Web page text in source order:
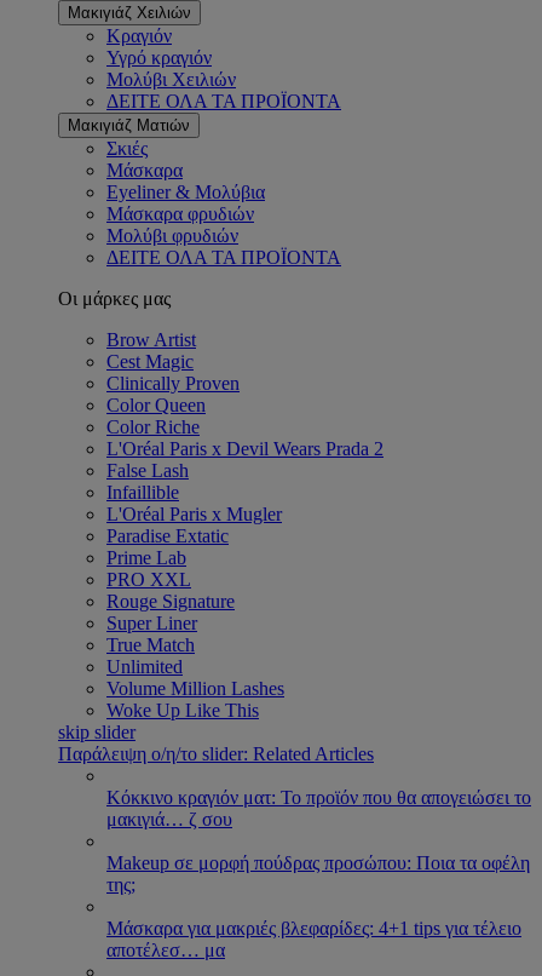
Μακιγιάζ Χειλιών
Κραγιόν
Υγρό κραγιόν
Μολύβι Χειλιών
ΔΕΙΤΕ ΟΛΑ ΤΑ ΠΡΟΪΟΝΤΑ
Μακιγιάζ Ματιών
Σκιές
Μάσκαρα
Eyeliner & Μολύβια
Μάσκαρα φρυδιών
Μολύβι φρυδιών
ΔΕΙΤΕ ΟΛΑ ΤΑ ΠΡΟΪΟΝΤΑ
Οι μάρκες μας
Brow Artist
Cest Magic
Clinically Proven
Color Queen
Color Riche
L'Oréal Paris x Devil Wears Prada 2
False Lash
Infaillible
L'Oréal Paris x Mugler
Paradise Extatic
Prime Lab
PRO XXL
Rouge Signature
Super Liner
True Match
Unlimited
Volume Million Lashes
Woke Up Like This
skip slider
Παράλειψη ο/η/το slider: Related Articles
Κόκκινο κραγιόν ματ: Το προϊόν που θα απογειώσει το
μακιγιά… ζ σου
Makeup σε μορφή πούδρας προσώπου: Ποια τα οφέλη
της;
Μάσκαρα για μακριές βλεφαρίδες: 4+1 tips για τέλειο
αποτέλεσ… μα